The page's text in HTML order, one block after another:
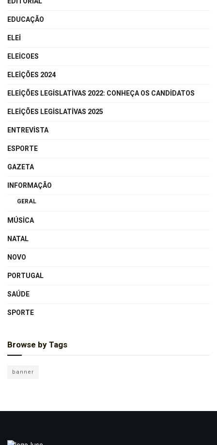
EDUCAÇÃO
ELEI
ELEICOES
ELEIÇÕES 2024
ELEIÇÕES LEGISLATIVAS 2022: CONHEÇA OS CANDIDATOS
ELEIÇÕES LEGISLATIVAS 2025
ENTREVISTA
ESPORTE
GAZETA
INFORMAÇÃO
GERAL
MÚSICA
NATAL
NOVO
PORTUGAL
SAÚDE
SPORTE
Browse by Tags
banner